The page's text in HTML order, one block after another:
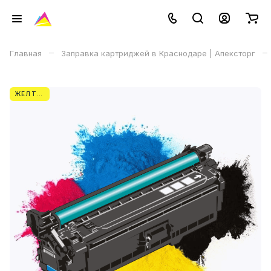
Главная – Заправка картриджей в Краснодаре | Апексторг –